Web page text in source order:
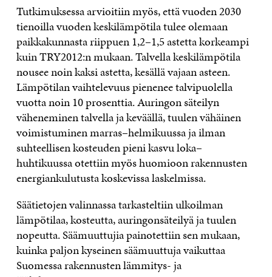
Tutkimuksessa arvioitiin myös, että vuoden 2030
tienoilla vuoden keskilämpötila tulee olemaan
paikkakunnasta riippuen 1,2–1,5 astetta korkeampi
kuin TRY2012:n mukaan. Talvella keskilämpötila
nousee noin kaksi astetta, kesällä vajaan asteen.
Lämpötilan vaihtelevuus pienenee talvipuolella
vuotta noin 10 prosenttia. Auringon säteilyn
väheneminen talvella ja keväällä, tuulen vähäinen
voimistuminen marras–helmikuussa ja ilman
suhteellisen kosteuden pieni kasvu loka–
huhtikuussa otettiin myös huomioon rakennusten
energiankulutusta koskevissa laskelmissa.
Säätietojen valinnassa tarkasteltiin ulkoilman
lämpötilaa, kosteutta, auringonsäteilyä ja tuulen
nopeutta. Säämuuttujia painotettiin sen mukaan,
kuinka paljon kyseinen säämuuttuja vaikuttaa
Suomessa rakennusten lämmitys- ja